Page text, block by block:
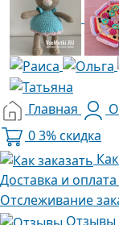
Главная
03% скидка
Доставка и оплата
Отслеживание
Отзывы